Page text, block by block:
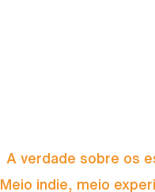
A verdade sobre os
Meio indie, meio